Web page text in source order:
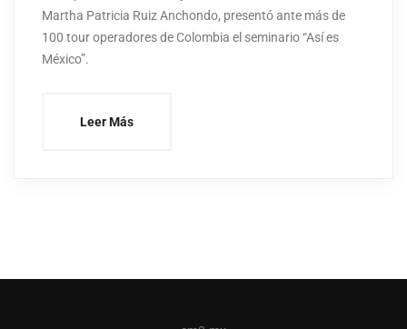
Martha Patricia Ruiz Anchondo, presentó ante más de
100 tour operadores de Colombia el seminario “Así es
México”.
Leer Más